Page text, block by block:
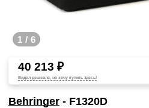
1 / 6
40 213 ₽
Видел дешевле, но хочу купить здесь!
Behringer - F1320D